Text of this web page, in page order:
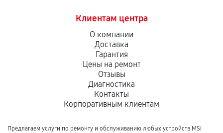
Клиентам центра
О компании
Доставка
Гарантия
Цены на ремонт
Отзывы
Диагностика
Контакты
Корпоративным клиентам
Предлагаем услуги по ремонту и обслуживанию любых устройств MSI